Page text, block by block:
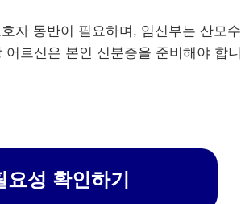
자 동반이 필요하며, 임신부는 산모수
르신은 본인 신분증을 준비해야 합니
성 확인하기